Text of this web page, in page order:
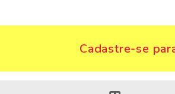
Cadastre-se